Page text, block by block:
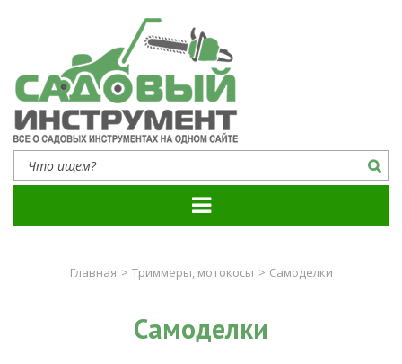
Садовый инструмент
Все о садовых инструментах на одном сайте
Главная > Триммеры, мотокосы > Самоделки
Самоделки